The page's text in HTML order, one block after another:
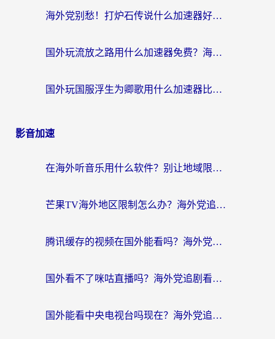
海外党别愁！打炉石传说什么加速器好用？3个实用技巧解决国服游戏卡顿
国外玩流放之路用什么加速器免费？海外党亲测有效的国服游戏加速指南
国外玩国服浮生为卿歌用什么加速器比较好？海外党亲测不踩坑指南
影音加速
在海外听音乐用什么软件？别让地域限制断了你的华语歌单
芒果TV海外地区限制怎么办？海外党追剧看片的实用加速器选择指南
腾讯缓存的视频在国外能看吗？海外党追剧看片的终极解决方案
国外看不了咪咕直播吗？海外党追剧看片的加速器选择指南
国外能看中央电视台吗现在？海外党追剧看央视的实用指南